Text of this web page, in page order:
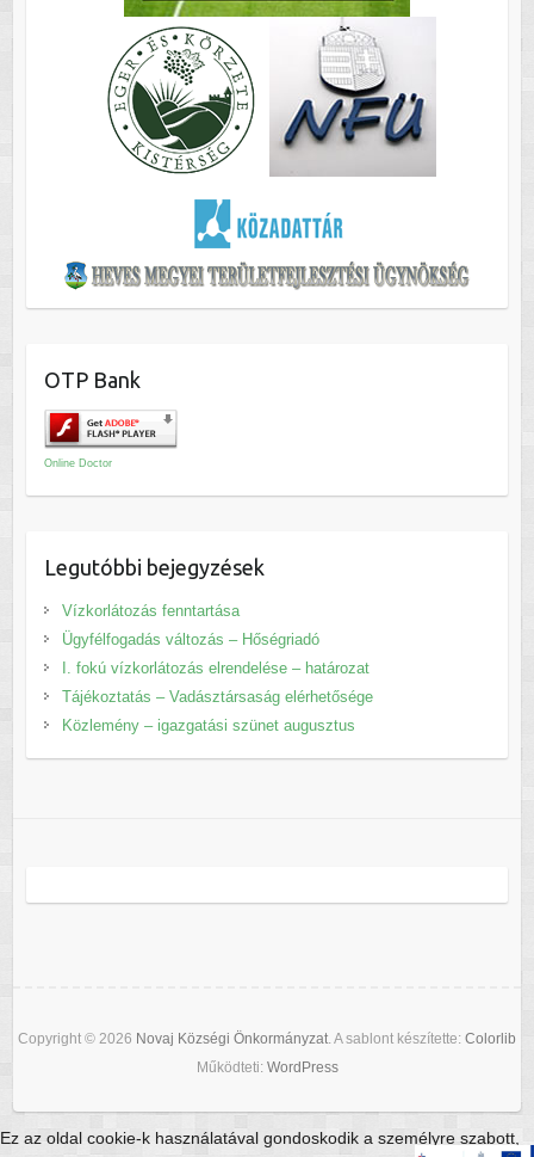
OTP Bank
Online Doctor
Legutóbbi bejegyzések
Vízkorlátozás fenntartása
Ügyfélfogadás változás – Hőségriadó
I. fokú vízkorlátozás elrendelése – határozat
Tájékoztatás – Vadásztársaság elérhetősége
Közlemény – igazgatási szünet augusztus
Copyright © 2026 Novaj Községi Önkormányzat. A sablont készítette: Colorlib
Működteti: WordPress
Ez az oldal cookie-k használatával gondoskodik a személyre szabott,